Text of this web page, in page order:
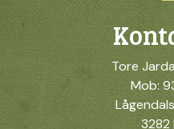
Tore
Mob:
3282